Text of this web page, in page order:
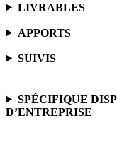
LIVRABLES
APPORTS
SUIVIS
SPÉCIFIQUE
D’ENTREPRISE